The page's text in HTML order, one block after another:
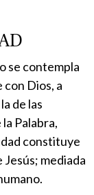
se contempla
Dios, a
de las
Palabra,
constituye
Jesús; mediada